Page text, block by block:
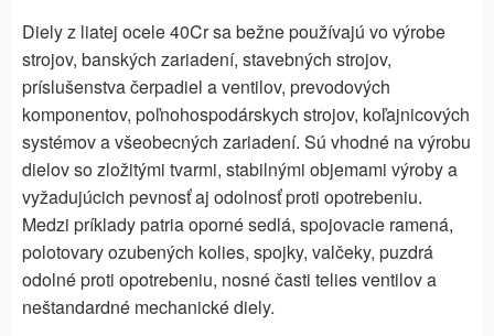
Diely z liatej ocele 40Cr sa bežne používajú vo výrobe
strojov, banských zariadení, stavebných strojov,
príslušenstva čerpadiel a ventilov, prevodových
komponentov, poľnohospodárskych strojov, koľajnicových
systémov a všeobecných zariadení. Sú vhodné na výrobu
dielov so zložitými tvarmi, stabilnými objemami výroby a
vyžadujúcich pevnosť aj odolnosť proti opotrebeniu.
Medzi príklady patria oporné sedlá, spojovacie ramená,
polotovary ozubených kolies, spojky, valčeky, puzdrá
odolné proti opotrebeniu, nosné časti telies ventilov a
neštandardné mechanické diely.